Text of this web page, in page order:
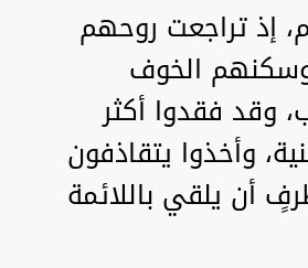
إذ تراجعت روحهم
الخوف
وقد فقدوا أكثر
وأخذوا يتقاذفون
أن يلقي باللائمة